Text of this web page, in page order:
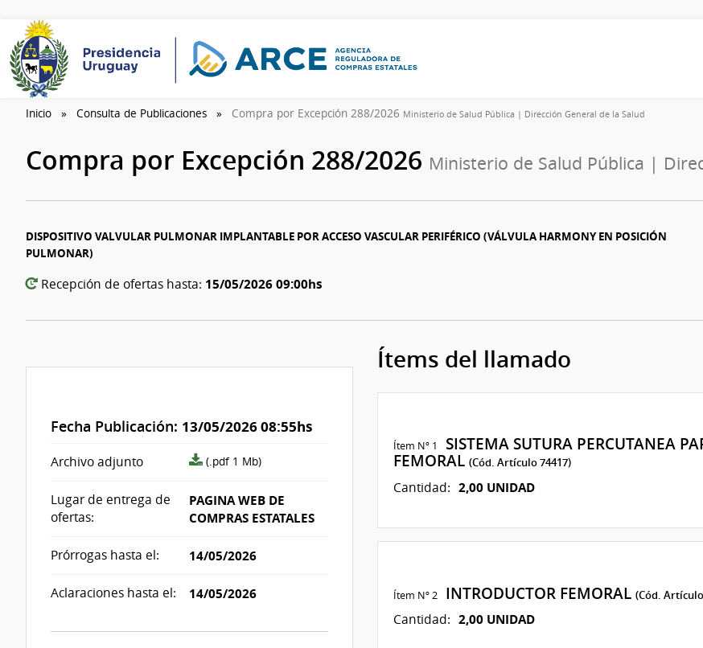
Inicio Consulta de Publicaciones Compra por Excepción 288/2026 Ministerio de Salud Pública | Dirección General de la Salud
Compra por Excepción 288/2026 Ministerio de Salud Pública |
DISPOSITIVO VALVULAR PULMONAR IMPLANTABLE POR ACCESO VASCULAR PERIFÉRICO (VÁLVULA HARMONY EN POSICIÓN
PULMONAR)
Recepción de ofertas hasta: 15/05/2026 09:00hs
Fecha Publicación: 13/05/2026 08:55hs
Archivo adjunto
archivo
(.pdf 1 Mb)
Lugar de entrega de
ofertas:
PAGINA WEB DE
COMPRAS ESTATALES
Prórrogas hasta el: 14/05/2026
Aclaraciones hasta el: 14/05/2026
Ítems del llamado
Ítem Nº 1
SISTEMA SUTURA PERCUTANEA
FEMORAL (Cód. Artículo 74417)
Cantidad: 2,00 UNIDAD
Ítem Nº 2INTRODUCTOR FEMORAL (Cód.
Cantidad: 2,00 UNIDAD